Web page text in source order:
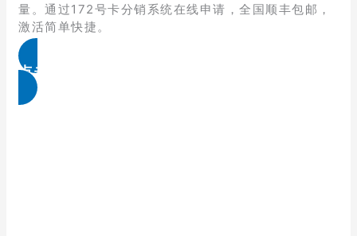
量。通过172号卡分销系统在线申请，全国顺丰包邮，
激活简单快捷。
点击免费领取